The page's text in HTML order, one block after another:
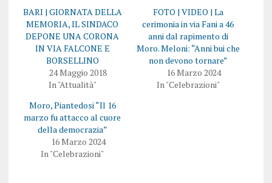
BARI | GIORNATA DELLA
MEMORIA, IL SINDACO
DEPONE UNA CORONA
IN VIA FALCONE E
BORSELLINO
24 Maggio 2018
In "Attualità"
FOTO | VIDEO | La
cerimonia in via Fani a 46
anni dal rapimento di
Moro. Meloni: “Anni bui che
non devono tornare”
16 Marzo 2024
In "Celebrazioni"
Moro, Piantedosi “Il 16
marzo fu attacco al cuore
della democrazia”
16 Marzo 2024
In "Celebrazioni"